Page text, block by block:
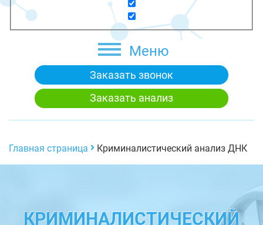
Меню
Заказать звонок
Заказать анализ
Главная страница Криминалистический анализ ДНК
КРИМИНАЛИСТИЧЕСКИЙ